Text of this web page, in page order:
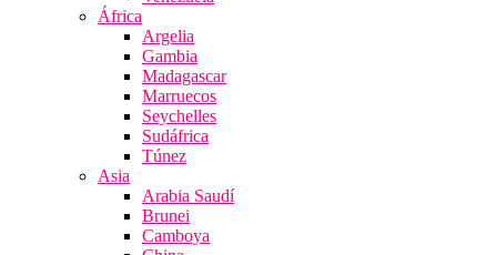
África
Argelia
Gambia
Madagascar
Marruecos
Seychelles
Sudáfrica
Túnez
Asia
Arabia Saudí
Brunei
Camboya